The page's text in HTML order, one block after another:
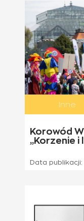
Inne
Korowód
„Korzenie i
Data publikacji: